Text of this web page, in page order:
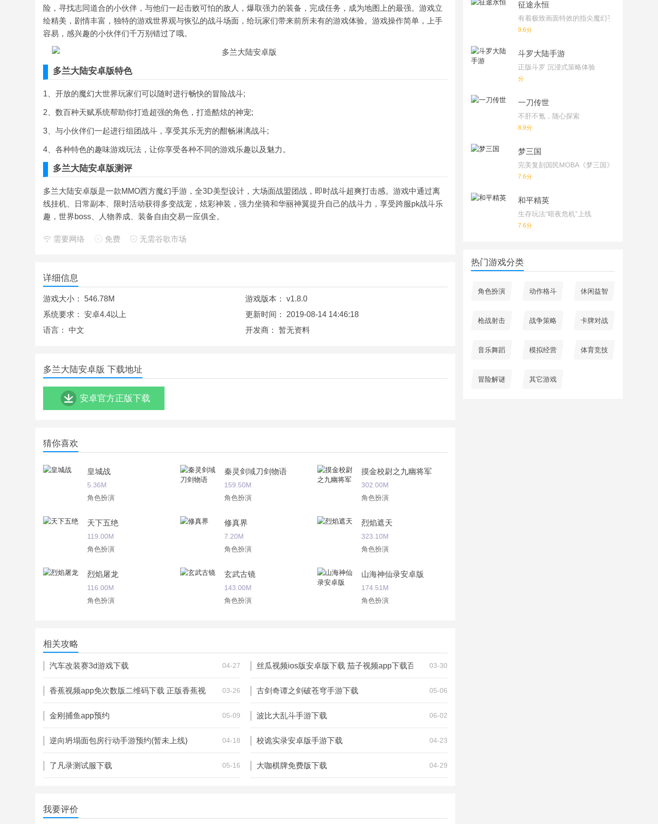
险，寻找志同道合的小伙伴，与他们一起击败可怕的敌人，爆取强力的装备，完成任务，成为地图上的最强。游戏立
绘精美，剧情丰富，独特的游戏世界观与恢弘的战斗场面，给玩家们带来前所未有的游戏体验。游戏操作简单，上手
容易，感兴趣的小伙伴们千万别错过了哦。
多兰大陆安卓版特色
1、开放的魔幻大世界玩家们可以随时进行畅快的冒险战斗;
2、数百种天赋系统帮助你打造超强的角色，打造酷炫的神宠;
3、与小伙伴们一起进行组团战斗，享受其乐无穷的酣畅淋漓战斗;
4、各种特色的趣味游戏玩法，让你享受各种不同的游戏乐趣以及魅力。
多兰大陆安卓版测评
多兰大陆安卓版是一款MMO西方魔幻手游，全3D美型设计，大场面战盟团战，即时战斗超爽打击感。游戏中通过离
线挂机、日常副本、限时活动获得多变战宠，炫彩神装，强力坐骑和华丽神翼提升自己的战斗力，享受跨服pk战斗乐
趣，世界boss、人物养成、装备自由交易一应俱全。
需要网络 免费 无需谷歌市场
详细信息
游戏大小： 546.78M 游戏版本： v1.8.0
系统要求： 安卓4.4以上 更新时间： 2019-08-14 14:46:18
语言： 中文 开发商： 暂无资料
多兰大陆安卓版 下载地址
安卓官方正版下载
猜你喜欢
皇城战
5.36M
角色扮演
秦灵剑域刀剑物语
159.50M
角色扮演
摸金校尉之九幽将军
302.00M
角色扮演
天下五绝
119.00M
角色扮演
修真界
7.20M
角色扮演
烈焰遮天
323.10M
角色扮演
烈焰屠龙
116.00M
角色扮演
玄武古镜
143.00M
角色扮演
山海神仙录安卓版
174.51M
角色扮演
角色扮演
角色扮演
角色扮演
相关攻略
汽车改装赛3d游戏下载 04-27 丝瓜视频ios版安卓版下载 茄子视频app下载百度云_丝瓜视频无限看
03-30
香蕉视频app免次数版二维码下载 正版香蕉视频下载APP_黄瓜视频app
03-26 古剑奇谭之剑破苍穹手游下载 05-06
金刚捕鱼app预约 05-09 波比大乱斗手游下载 06-02
逆向坍塌面包房行动手游预约(暂未上线) 04-18 校诡实录安卓版手游下载 04-23
了凡录测试服下载 05-16 大咖棋牌免费版下载 04-29
我要评价
征途永恒
有着极致画面特效的指尖魔幻手游
9.6分
斗罗大陆手游
正版斗罗 沉浸式策略体验
分
一刀传世
不肝不氪，随心探索
8.9分
梦三国
完美复刻国民MOBA《梦三国》端游！
7.6分
和平精英
生存玩法“暗夜危机”上线
7.6分
热门游戏分类
角色扮演 动作格斗 休闲益智
枪战射击 战争策略 卡牌对战
音乐舞蹈 模拟经营 体育竞技
冒险解谜 其它游戏